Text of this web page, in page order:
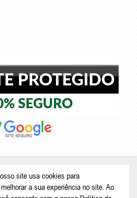
site usa cookies para
a sua experiência no site. Ao